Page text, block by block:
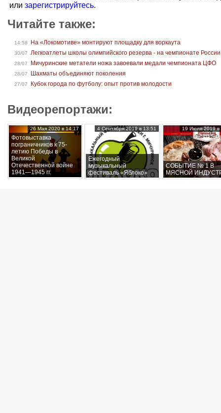
или зарегистрируйтесь.
Читайте также:
14:58 На «Локомотиве» монтируют площадку для воркаута
30/07 Легкоатлеты школы олимпийского резерва - на чемпионате России
28/07 Мичуринские метатели ножа завоевали медали чемпионата ЦФО
28/07 Шахматы объединяют поколения
27/07 Кубок города по футболу: опыт против молодости
Видеорепортажи:
Фотовыставка
пограничников к 75-
летию Победы в
Великой
Отечественной войне
1941—1945 гг.
26 Мая 2020 в 14:17
Ежегодный
музыкальный
фестиваль «Яблоко»
4 Сентября 2019 в 13:51
СОБЫТИЕ № 1 В
МЯСНОЙ
19 Июля 2019 в